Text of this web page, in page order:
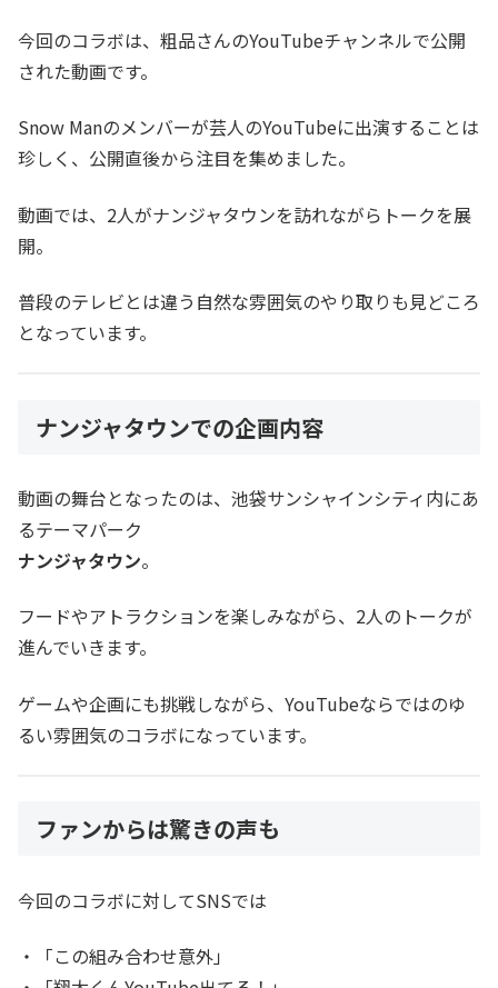
今回のコラボは、粗品さんのYouTubeチャンネルで公開
された動画です。
Snow Manのメンバーが芸人のYouTubeに出演することは
珍しく、公開直後から注目を集めました。
動画では、2人がナンジャタウンを訪れながらトークを展
開。
普段のテレビとは違う自然な雰囲気のやり取りも見どころ
となっています。
ナンジャタウンでの企画内容
動画の舞台となったのは、池袋サンシャインシティ内にあ
るテーマパーク
ナンジャタウン。
フードやアトラクションを楽しみながら、2人のトークが
進んでいきます。
ゲームや企画にも挑戦しながら、YouTubeならではのゆ
るい雰囲気のコラボになっています。
ファンからは驚きの声も
今回のコラボに対してSNSでは
・「この組み合わせ意外」